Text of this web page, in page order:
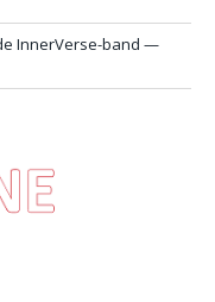
InnerVerse-band —